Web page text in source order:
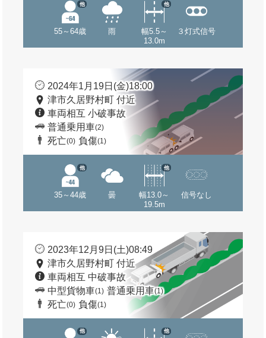
55～64歳
他
雨
幅5.5～
13.0m
他
３灯式信号
2024年1月19日(金)18:00
津市久居野村町 付近
車両相互 小破事故
普通乗用車(2)
死亡(0) 負傷(1)
35～44歳
他
曇
幅13.0～
19.5m
他
信号なし
2023年12月9日(土)08:49
津市久居野村町 付近
車両相互 中破事故
中型貨物車(1) 普通乗用車(1)
死亡(0) 負傷(1)
他 他